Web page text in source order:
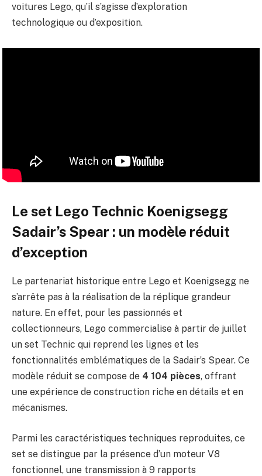
voitures Lego, qu’il s’agisse d’exploration
technologique ou d’exposition.
Le set Lego Technic Koenigsegg
Sadair’s Spear : un modèle réduit
d’exception
Le partenariat historique entre Lego et Koenigsegg ne
s’arrête pas à la réalisation de la réplique grandeur
nature. En effet, pour les passionnés et
collectionneurs, Lego commercialise à partir de juillet
un set Technic qui reprend les lignes et les
fonctionnalités emblématiques de la Sadair’s Spear. Ce
modèle réduit se compose de 4 104 pièces, offrant
une expérience de construction riche en détails et en
mécanismes.
Parmi les caractéristiques techniques reproduites, ce
set se distingue par la présence d’un moteur V8
fonctionnel, une transmission à 9 rapports